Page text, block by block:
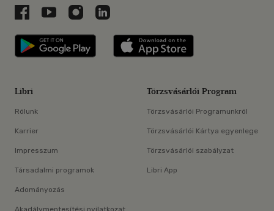
Libri a Facebookon
Libri a Youtube-on
Libri az Instagramon
Libri a LinkedInen
Libri applikáció Szerezd meg: Google
Libri
Rólunk
Karrier
Impresszum
Társadalmi programok
Adományozás
Törzsvásárlói Program
Törzsvásárlói Programunkról
Törzsvásárlói Kártya egyenlege
Törzsvásárlói szabályzat
Libri App